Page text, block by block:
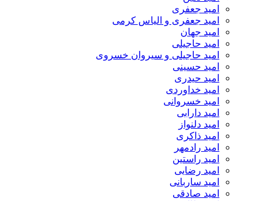
امید جعفری
امید جعفری و الیاس کرمی
امید جهان
امید حاجیلی
امید حاجیلی و سیروان خسروی
امید حسینی
امید حیدری
امید خداوردی
امید خسروانی
امید دارابی
امید دلنواز
امید ذاکری
امید رادمهر
امید راستین
امید رضایی
امید ساربانی
امید صادقی